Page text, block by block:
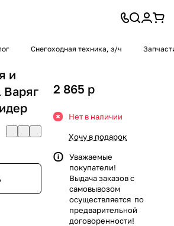
Снегоходная техника, з/ч
и
Варяг
2 865 p
Нет в наличии
Хочу в подарок
Уважаемые
покупатели!
Выдача заказов с
самовывозом
осуществляется по
предварительной
договоренности!